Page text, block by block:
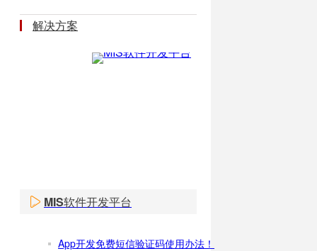
解决方案
MIS软件开发平台
App开发免费短信验证码使用办法！